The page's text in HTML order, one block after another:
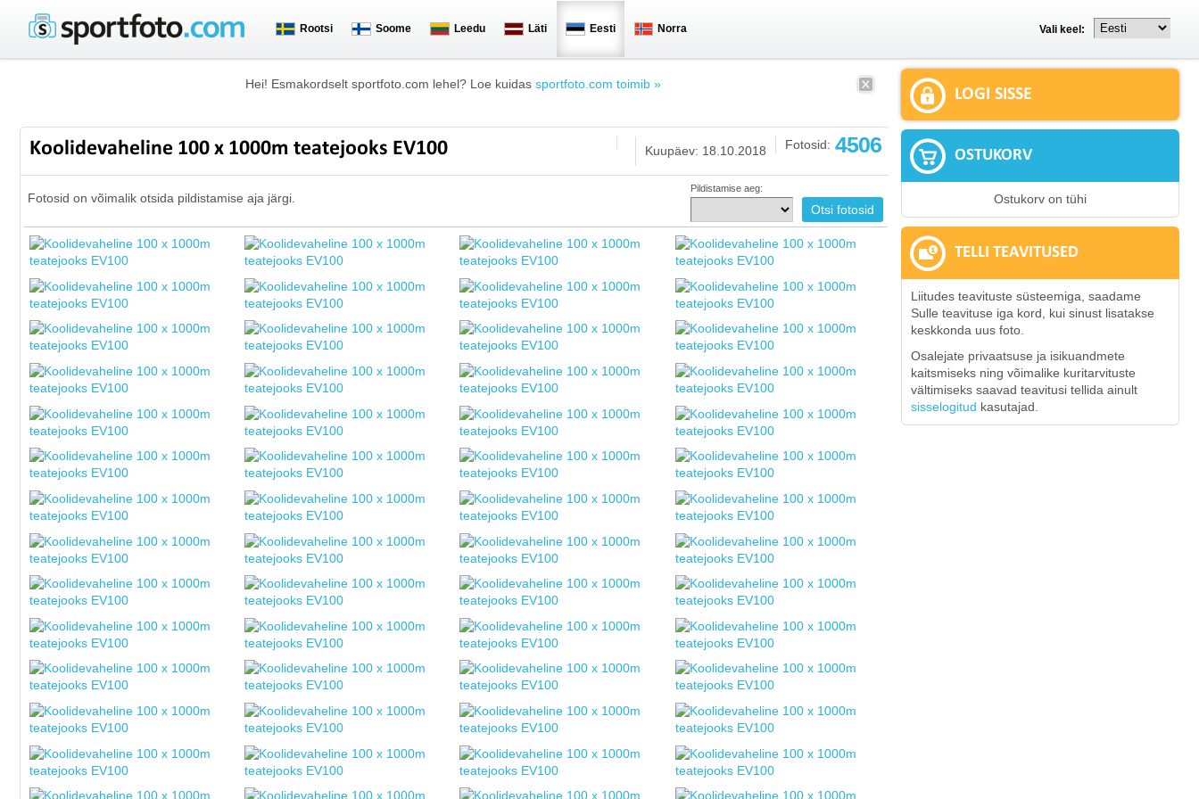
Rootsi Soome Leedu Läti Eesti Norra Vali keel:
Hei! Esmakordselt sportfoto.com lehel? Loe kuidas sportfoto.com toimib »
Koolidevaheline 100 x 1000m teatejooks EV100 Fotosid: 4506
Kuupäev: 18.10.2018
Fotosid on võimalik otsida pildistamise aja järgi.
Pildistamise aeg:
LOGI SISSE
OSTUKORV
Ostukorv on tühi
TELLI TEAVITUSED
Liitudes teavituste süsteemiga, saadame
Sulle teavituse iga kord, kui sinust lisatakse
keskkonda uus foto.
Osalejate privaatsuse ja isikuandmete
kaitsmiseks ning võimalike kuritarvituste
vältimiseks saavad teavitusi tellida ainult
sisselogitud kasutajad.